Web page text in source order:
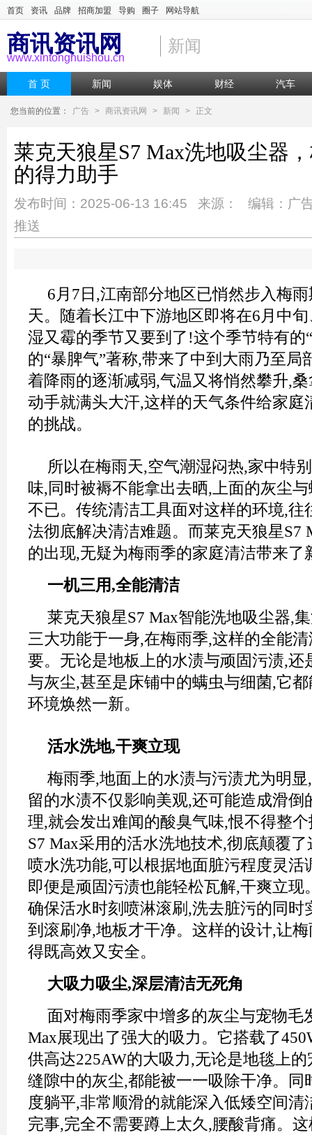
首页 资讯 品牌 招商加盟 导购 圈子 网站导航
商讯资讯网
www.xintonghuishou.cn
新闻
首 页 新闻 娱体 财经 汽车
您当前的位置： 广告 > 商讯资讯网 > 新闻 > 正文
莱克天狼星S7 Max洗地吸尘器
的得力助手
发布时间：2025-06-13 16:45 来源： 编辑：广
推送
6月7日,江南部分地区已悄然步入梅
天。随着长江中下游地区即将在6月中
湿又霉的季节又要到了!这个季节特有的
的“暴脾气”著称,带来了中到大雨乃至局
着降雨的逐渐减弱,气温又将悄然攀升,
动手就满头大汗,这样的天气条件给家庭
的挑战。
所以在梅雨天,空气潮湿闷热,家中特
味,同时被褥不能拿出去晒,上面的灰尘
不已。传统清洁工具面对这样的环境,往
法彻底解决清洁难题。而莱克天狼星S7
的出现,无疑为梅雨季的家庭清洁带来了
一机三用,全能清洁
莱克天狼星S7 Max智能洗地吸尘器,
三大功能于一身,在梅雨季,这样的全能
要。无论是地板上的水渍与顽固污渍,还
与灰尘,甚至是床铺中的螨虫与细菌,它
环境焕然一新。
活水洗地,干爽立现
梅雨季,地面上的水渍与污渍尤为明
留的水渍不仅影响美观,还可能造成滑倒
理,就会发出难闻的酸臭气味,恨不得整
S7 Max采用的活水洗地技术,彻底颠覆
喷水洗功能,可以根据地面脏污程度灵活
即便是顽固污渍也能轻松瓦解,干爽立现
确保活水时刻喷淋滚刷,洗去脏污的同时
到滚刷净,地板才干净。这样的设计,让
得既高效又安全。
大吸力吸尘,深层清洁无死角
面对梅雨季家中增多的灰尘与宠物毛
Max展现出了强大的吸力。它搭载了
供高达225AW的大吸力,无论是地毯上
缝隙中的灰尘,都能被一一吸除干净。同
度躺平,非常顺滑的就能深入低矮空间清
完事,完全不需要蹲上太久,腰酸背痛。